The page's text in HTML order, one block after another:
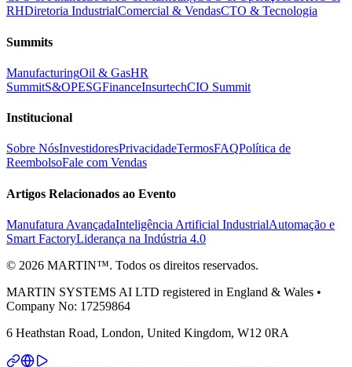
RHDiretoria IndustrialComercial & VendasCTO & Tecnologia
Summits
ManufacturingOil & GasHR
SummitS&OPESGFinanceInsurtechCIO Summit
Institucional
Sobre NósInvestidoresPrivacidadeTermosFAQPolítica de
ReembolsoFale com Vendas
Artigos Relacionados ao Evento
Manufatura AvançadaInteligência Artificial IndustrialAutomação e
Smart FactoryLiderança na Indústria 4.0
© 2026 MARTIN™. Todos os direitos reservados.
MARTIN SYSTEMS AI LTD registered in England & Wales •
Company No: 17259864
6 Heathstan Road, London, United Kingdom, W12 0RA